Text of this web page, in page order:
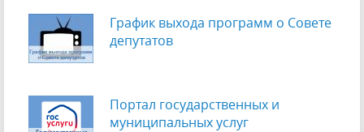
График выхода программ о Cовете
депутатов
Портал государственных и
муниципальных услуг